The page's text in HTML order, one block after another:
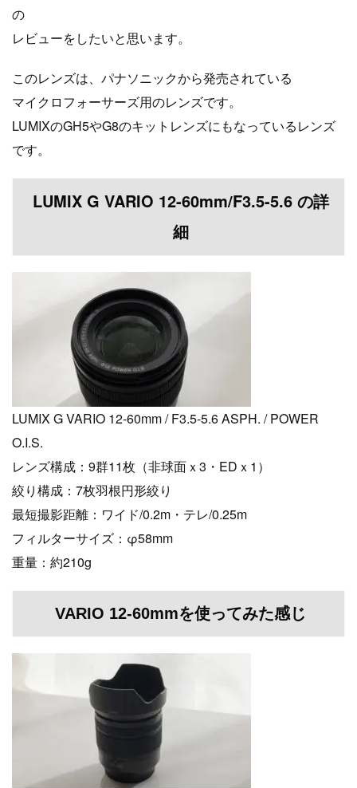
の
レビューをしたいと思います。
このレンズは、パナソニックから発売されている
マイクロフォーサーズ用のレンズです。
LUMIXのGH5やG8のキットレンズにもなっているレンズ
です。
LUMIX G VARIO 12-60mm/F3.5-5.6 の詳
細
LUMIX G VARIO 12-60mm / F3.5-5.6 ASPH. / POWER
O.I.S.
レンズ構成：9群11枚（非球面ｘ3・EDｘ1）
絞り構成：7枚羽根円形絞り
最短撮影距離：ワイド/0.2m・テレ/0.25m
フィルターサイズ：φ58mm
重量：約210g
VARIO 12-60mmを使ってみた感じ